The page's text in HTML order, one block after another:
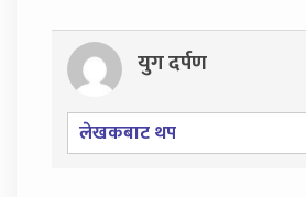
युग दर्पण
लेखकबाट थप